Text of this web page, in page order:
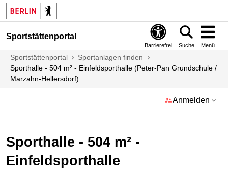
Sportstättenportal
Barrierefrei Suche Menü
Sportstättenportal
Sportanlagen finden
Sporthalle - 504 m² - Einfeldsporthalle (Peter-Pan Grundschule /
Marzahn-Hellersdorf)
Anmelden
Sporthalle - 504 m² -
Einfeldsporthalle